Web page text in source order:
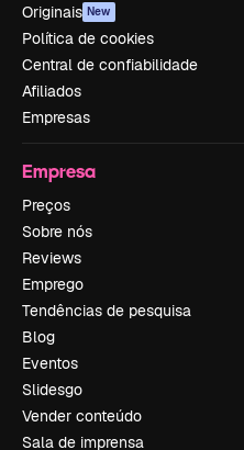
Originais New
Política de cookies
Central de confiabilidade
Afiliados
Empresas
Empresa
Preços
Sobre nós
Reviews
Emprego
Tendências de pesquisa
Blog
Eventos
Slidesgo
Vender conteúdo
Sala de imprensa